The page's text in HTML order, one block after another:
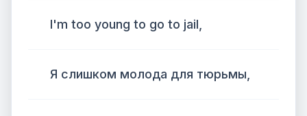
I'm too young to go to jail,
Я слишком молода для тюрьмы,